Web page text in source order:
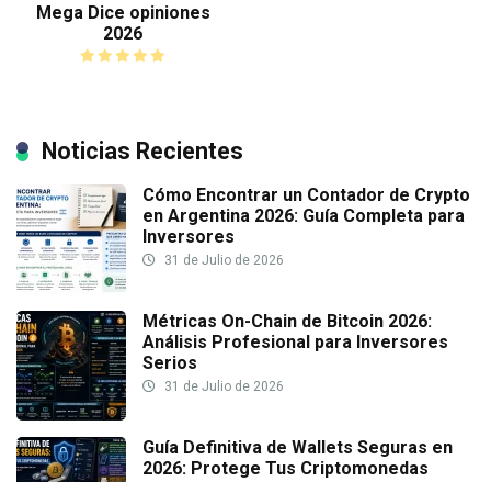
Mega Dice opiniones
2026
Noticias Recientes
Cómo Encontrar un Contador de Crypto
en Argentina 2026: Guía Completa para
Inversores
31 de Julio de 2026
Métricas On-Chain de Bitcoin 2026:
Análisis Profesional para Inversores
Serios
31 de Julio de 2026
Guía Definitiva de Wallets Seguras en
2026: Protege Tus Criptomonedas